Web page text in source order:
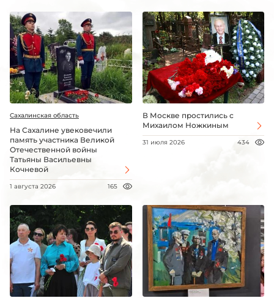
Сахалинская область
На Сахалине увековечили
память участника Великой
Отечественной войны
Татьяны Васильевны
Кочневой
1 августа 2026 165
В Москве простились с
Михаилом Ножкиным
31 июля 2026 434